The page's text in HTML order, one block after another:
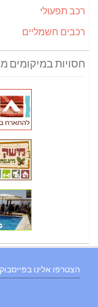
רכב תפעולי
רכבים חשמליים
חסויות במיקומים
הצטרפו אלינו בפייסבוק